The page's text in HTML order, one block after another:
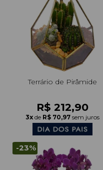
Terrário de Pirâmide
R$ 212,90
3x de R$ 70,97 sem juros
-23%